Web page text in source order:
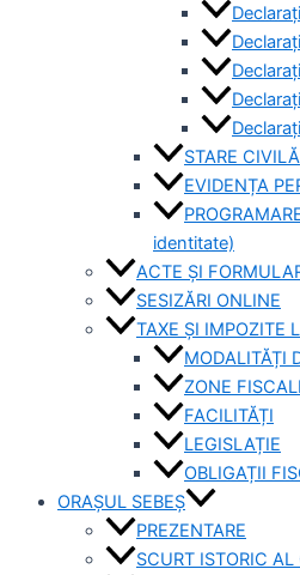
STARE CIVILĂ
EVIDENȚA
identitate)
ACTE ȘI
SESIZĂRI ONLINE
TAXE ȘI IMPOZITE
MODALITĂȚI
ZONE
FACILITĂȚI
LEGISLAȚIE
OBLIGAȚII
ORAȘUL SEBEȘ
PREZENTARE
SCURT ISTORIC